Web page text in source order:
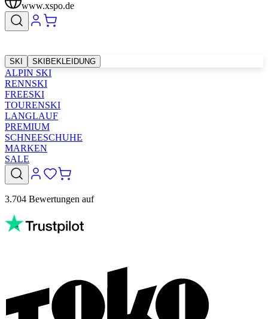
www.xspo.de
SKI SKIBEKLEIDUNG
ALPIN SKI
RENNSKI
FREESKI
TOURENSKI
LANGLAUF
PREMIUM
SCHNEESCHUHE
MARKEN
SALE
3.704 Bewertungen auf